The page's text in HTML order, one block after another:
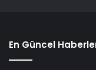
En Güncel